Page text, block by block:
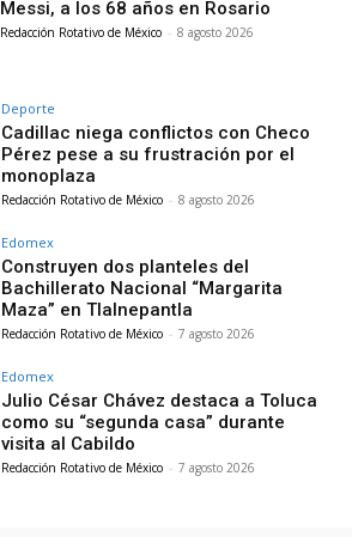
Messi, a los 68 años en Rosario
Redacción Rotativo de México - 8 agosto 2026
Deporte
Cadillac niega conflictos con Checo
Pérez pese a su frustración por el
monoplaza
Redacción Rotativo de México - 8 agosto 2026
Edomex
Construyen dos planteles del
Bachillerato Nacional “Margarita
Maza” en Tlalnepantla
Redacción Rotativo de México - 7 agosto 2026
Edomex
Julio César Chávez destaca a Toluca
como su “segunda casa” durante
visita al Cabildo
Redacción Rotativo de México - 7 agosto 2026